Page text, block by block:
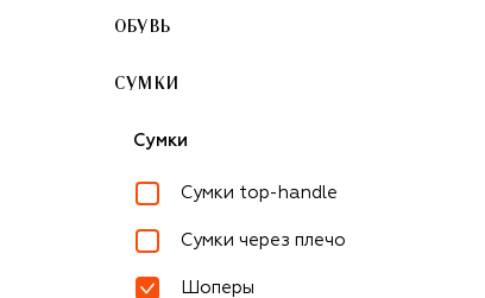
ОБУВЬ
СУМКИ
Сумки
Сумки top-handle
Сумки через плечо
Шоперы